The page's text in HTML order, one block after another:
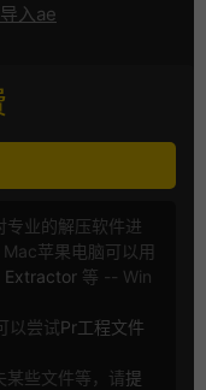
入ae
业的解压软件进
Mac苹果电脑可以用
Extractor 等 -- Win
以尝试Pr工程文件
些文件等，请提